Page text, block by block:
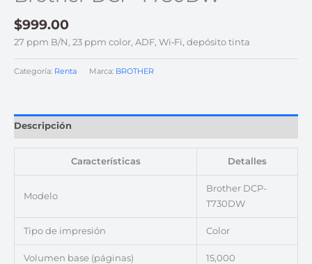
$999.00
27 ppm B/N, 23 ppm color, ADF, Wi‑Fi, depósito tinta
Categoría: Renta Marca: BROTHER
Descripción
Características Detalles
Modelo
Brother DCP-
T730DW
Tipo de impresión Color
Volumen base (páginas) 15,000